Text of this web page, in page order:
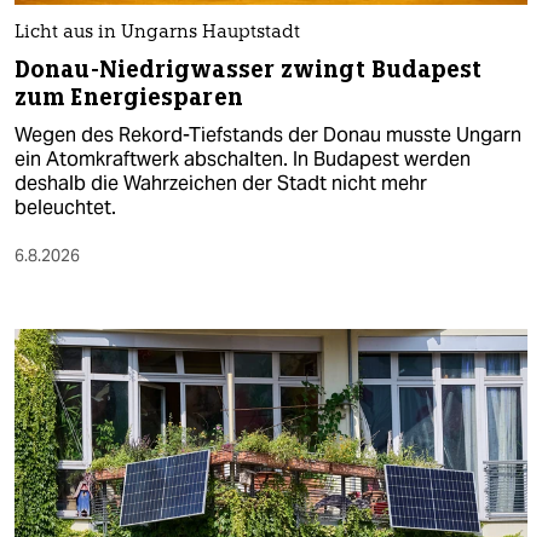
Licht aus in Ungarns Hauptstadt
Donau-Niedrigwasser zwingt Budapest
zum Energiesparen
Wegen des Rekord-Tiefstands der Donau musste Ungarn
ein Atomkraftwerk abschalten. In Budapest werden
deshalb die Wahrzeichen der Stadt nicht mehr
beleuchtet.
6.8.2026